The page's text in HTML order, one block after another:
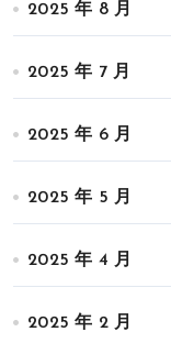
2025 年 8 月
2025 年 7 月
2025 年 6 月
2025 年 5 月
2025 年 4 月
2025 年 2 月